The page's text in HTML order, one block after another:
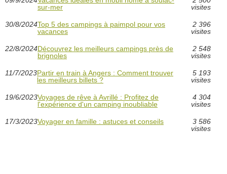
sur-mer
visites
30/8/2024Top 5 des campings à paimpol pour vos
vacances
2 396
visites
22/8/2024Découvrez les meilleurs campings près de
brignoles
2 548
visites
11/7/2023Partir en train à Angers : Comment trouver
les meilleurs billets ?
5 193
visites
19/6/2023Voyages de rêve à Avrillé : Profitez de
l'expérience d'un camping inoubliable
4 304
visites
17/3/2023Voyager en famille : astuces et conseils
3 586
visites